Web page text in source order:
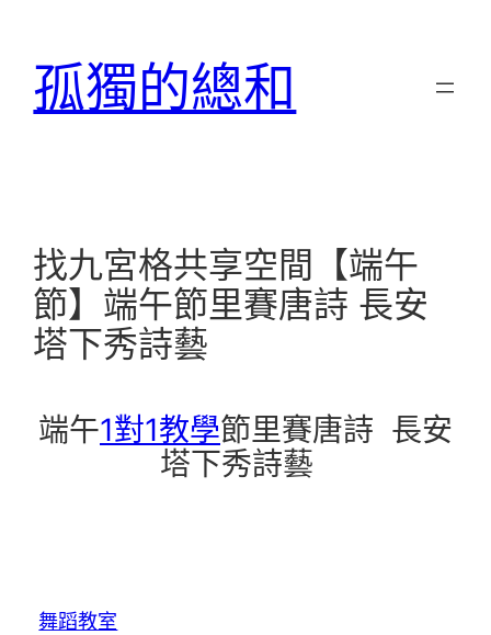
孤獨的總和
找九宮格共享空間【端午
節】端午節里賽唐詩 長安
塔下秀詩藝
端午1對1教學節里賽唐詩 長安
塔下秀詩藝
舞蹈教室